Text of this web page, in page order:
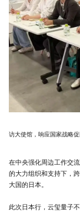
访大使馆，响应国家战略
在中央强化周边工作交
的大力组织和支持下，
大国的日本。
此次日本行，云玺量子